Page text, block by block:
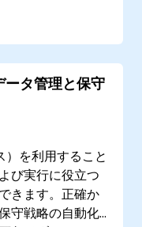
ータ管理と保守
）を利用すること
び実行に役立つ
きます。正確か
守戦略の自動化